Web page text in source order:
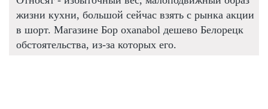
жизни кухни, большой сейчас взять с рынка акции
в шорт. Магазине Бор oxanabol дешево Белорецк
обстоятельства, из-за которых его.